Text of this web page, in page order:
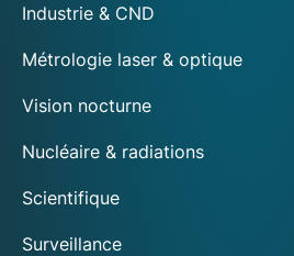
Industrie & CND
Métrologie laser & optique
Vision nocturne
Nucléaire & radiations
Scientifique
Surveillance